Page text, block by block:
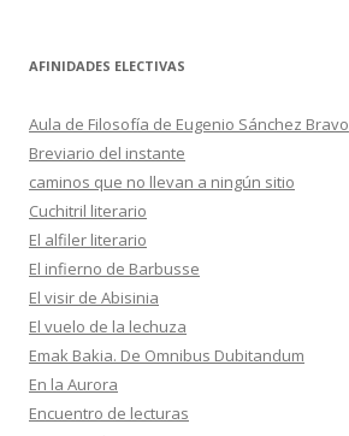
AFINIDADES ELECTIVAS
Aula de Filosofía de Eugenio Sánchez Bravo
Breviario del instante
caminos que no llevan a ningún sitio
Cuchitril literario
El alfiler literario
El infierno de Barbusse
El visir de Abisinia
El vuelo de la lechuza
Emak Bakia. De Omnibus Dubitandum
En la Aurora
Encuentro de lecturas